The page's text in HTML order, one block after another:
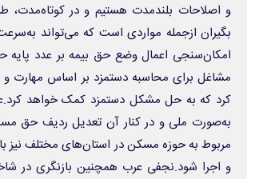
و اصلاحات بلندمدت هستیم و در
بگیران ازجمله مواردی است که می‌تواند
امکان‌سنجی اعمال وضع حق بیمه بر عدد پایه
مشاغل برای محاسبه دستمزد بر اساس مهارت و
کرد که به حل مشکل دستمزد کمک خواهد
به‌صورت ملی و در کنار آن تعدیل ردیف حق
مربوط به حوزه مسکن در استان‌های مختلف نیز
و اجرا شود.نجفی عرب همچنین بازنگری در